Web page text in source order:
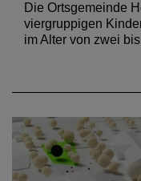
Die Ortsgemeinde
viergruppigen
im Alter von zwei